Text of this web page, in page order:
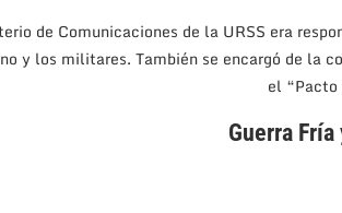
de Comunicaciones de la URSS era
y los militares. También se encargó de la
el “Pacto
Guerra